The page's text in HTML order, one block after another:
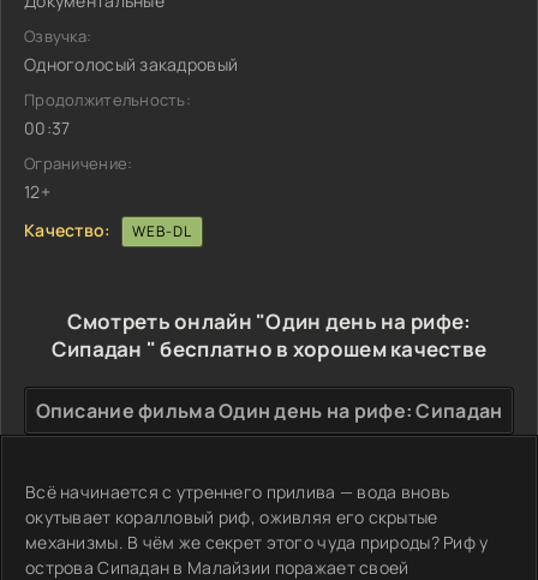
Озвучка:
Одноголосый закадровый
Продолжительность:
00:37
Ограничение:
12+
Качество:
WEB-DL
Смотреть онлайн "Один день на рифе:
Сипадан " бесплатно в хорошем качестве
Описание фильма Один день на рифе: Сипадан
Всё начинается с утреннего прилива — вода вновь
окутывает коралловый риф, оживляя его скрытые
механизмы. В чём же секрет этого чуда природы? Риф у
острова Сипадан в Малайзии поражает своей